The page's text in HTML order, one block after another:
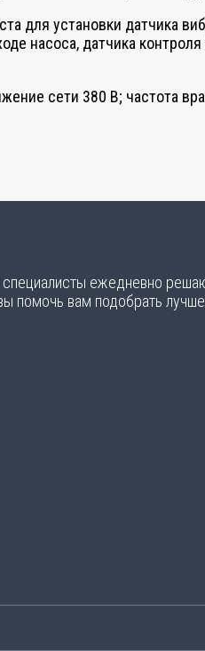
для установки датчика
насоса, датчика
сети 380 В; частота
ежедневно
помочь вам подобрать